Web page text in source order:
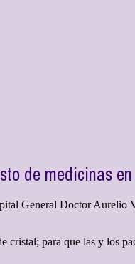
de medicinas
General Doctor Aurelio
cristal; para que las y los